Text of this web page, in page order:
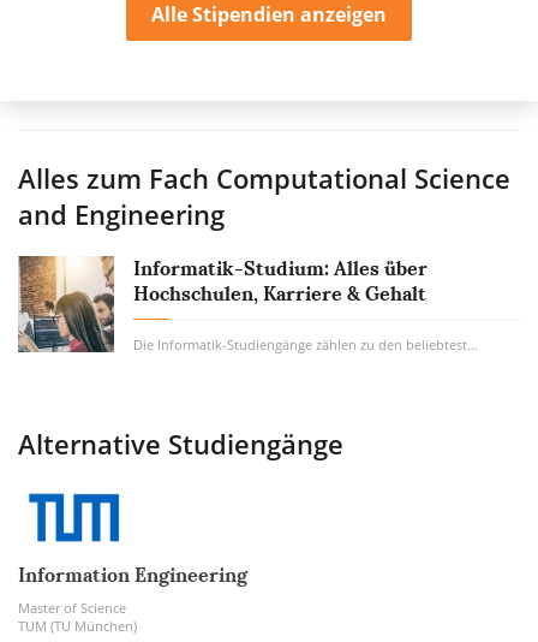
Alle Stipendien anzeigen
Alles zum Fach Computational Science
and Engineering
Informatik-Studium: Alles über
Hochschulen, Karriere & Gehalt
Die Informatik-Studiengänge zählen zu den beliebtesten Studiengängen. Kein Wunder,...
Alternative Studiengänge
Information Engineering
Master of Science
TUM (TU München)